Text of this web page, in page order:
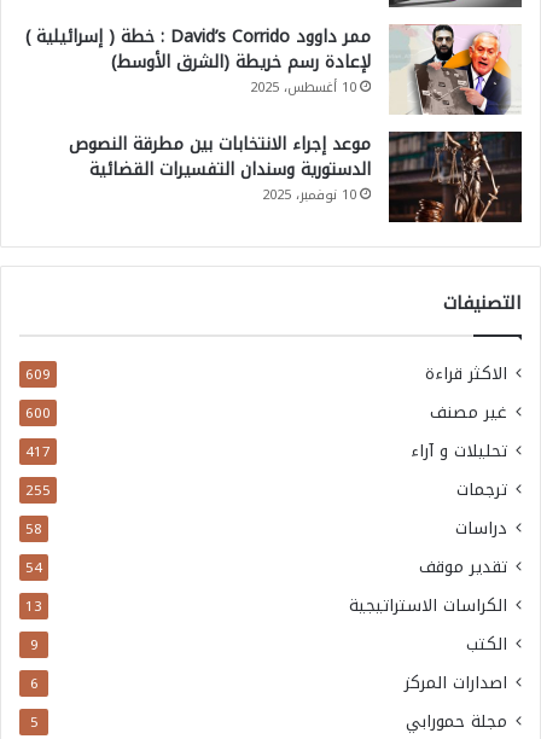
ممر داوود David’s Corrido : خطة ( إسرائيلية )
لإعادة رسم خريطة (الشرق الأوسط)
10 أغسطس، 2025
موعد إجراء الانتخابات بين مطرقة النصوص
الدستورية وسندان التفسيرات القضائية
10 نوفمبر، 2025
التصنيفات
الاكثر قراءة 609
غير مصنف 600
تحليلات و آراء 417
ترجمات 255
دراسات 58
تقدير موقف 54
الكراسات الاستراتيجية 13
الكتب 9
اصدارات المركز 6
مجلة حمورابي 5